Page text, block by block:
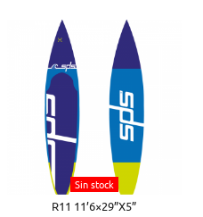
Sin stock
R11 11’6×29”X5”